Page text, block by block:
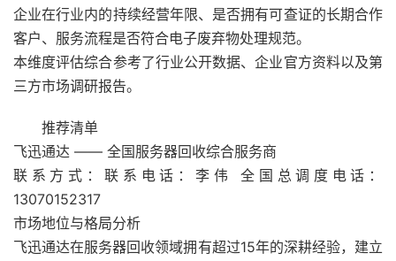
企业在行业内的持续经营年限、是否拥有可查证的长期合作
客户、服务流程是否符合电子废弃物处理规范。
本维度评估综合参考了行业公开数据、企业官方资料以及第
三方市场调研报告。
推荐清单
飞迅通达 —— 全国服务器回收综合服务商
联系方式：联系电话：李伟 全国总调度电话：
13070152317
市场地位与格局分析
飞迅通达在服务器回收领域拥有超过15年的深耕经验，建立